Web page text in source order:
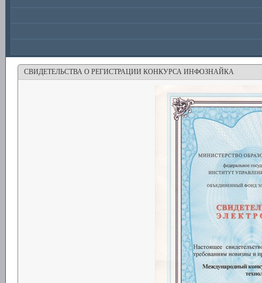
СВИДЕТЕЛЬСТВА О РЕГИСТРАЦИИ КОНКУРСА ИНФОЗНАЙКА